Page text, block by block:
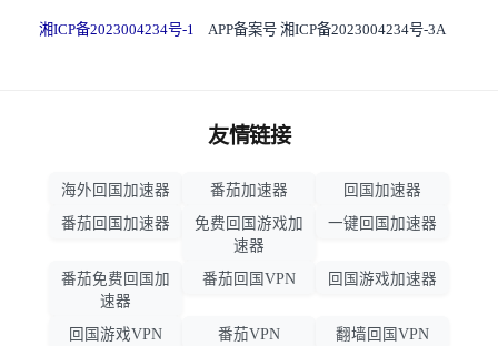
湘ICP备2023004234号-1 APP备案号 湘ICP备2023004234号-3A
友情链接
海外回国加速器 番茄加速器
回国加速器
番茄回国加速器
免费回国游戏加
速器
一键回国加速器
番茄免费回国加
速器
番茄回国VPN 回国游戏加速器
回国游戏VPN 番茄VPN 翻墙回国VPN